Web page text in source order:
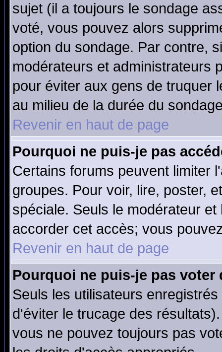
sujet (il a toujours le sondage
voté, vous pouvez alors
option du sondage. Par contre,
modérateurs et administrateurs
pour éviter aux gens de truquer
au milieu de la durée du
Revenir en haut de page
Pourquoi ne puis-je pas
Certains forums peuvent limiter
groupes. Pour voir, lire, poster,
spéciale. Seuls le modérateur
accorder cet accès; vous
Revenir en haut de page
Pourquoi ne puis-je pas voter
Seuls les utilisateurs
d'éviter le trucage des
vous ne pouvez toujours pas